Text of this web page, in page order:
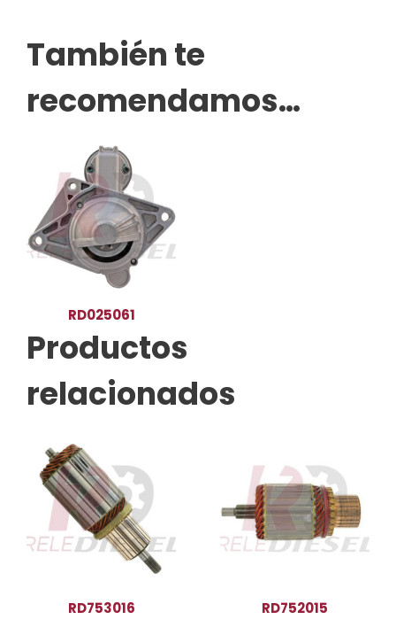
También te
recomendamos…
RD025061
Productos
relacionados
RD753016 RD752015